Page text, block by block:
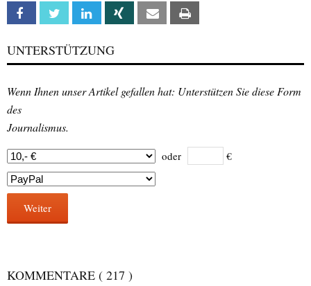
Facebook Twitter Linkedin Xing Email
UNTERSTÜTZUNG
Wenn Ihnen unser Artikel gefallen hat: Unterstützen Sie diese Form
des
Journalismus.
oder €
Weiter
KOMMENTARE ( 217 )